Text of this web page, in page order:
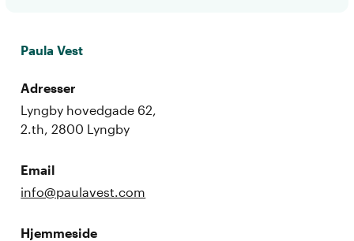
Paula Vest
Adresser
Lyngby hovedgade 62,
2.th, 2800 Lyngby
Email
info@paulavest.com
Hjemmeside